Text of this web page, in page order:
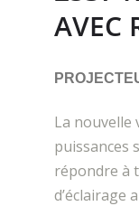
AVEC
La nouvelle
puissances
répondre à
d’éclairage